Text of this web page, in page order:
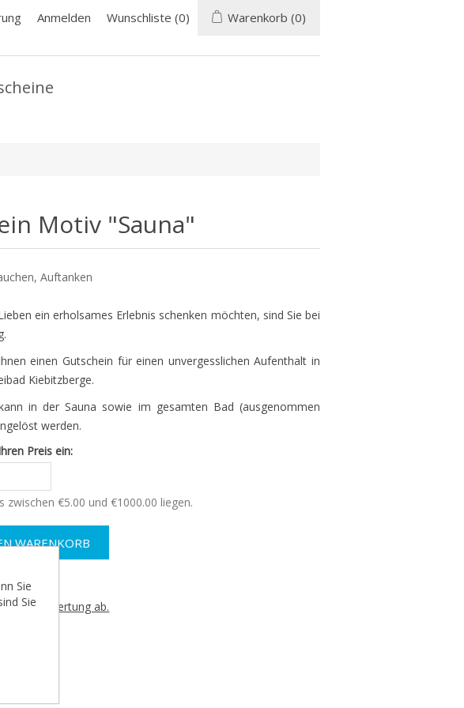
Anmelden Wunschliste (0) Warenkorb (0)
Motiv "Sauna"
Auftanken
ein erholsames Erlebnis schenken möchten, sind Sie bei
einen Gutschein für einen unvergesslichen Aufenthalt in
Kiebitzberge.
in der Sauna sowie im gesamten Bad (ausgenommen
werden.
Preis ein:
zwischen €5.00 und €1000.00 liegen.
ab.
Sie
Sie